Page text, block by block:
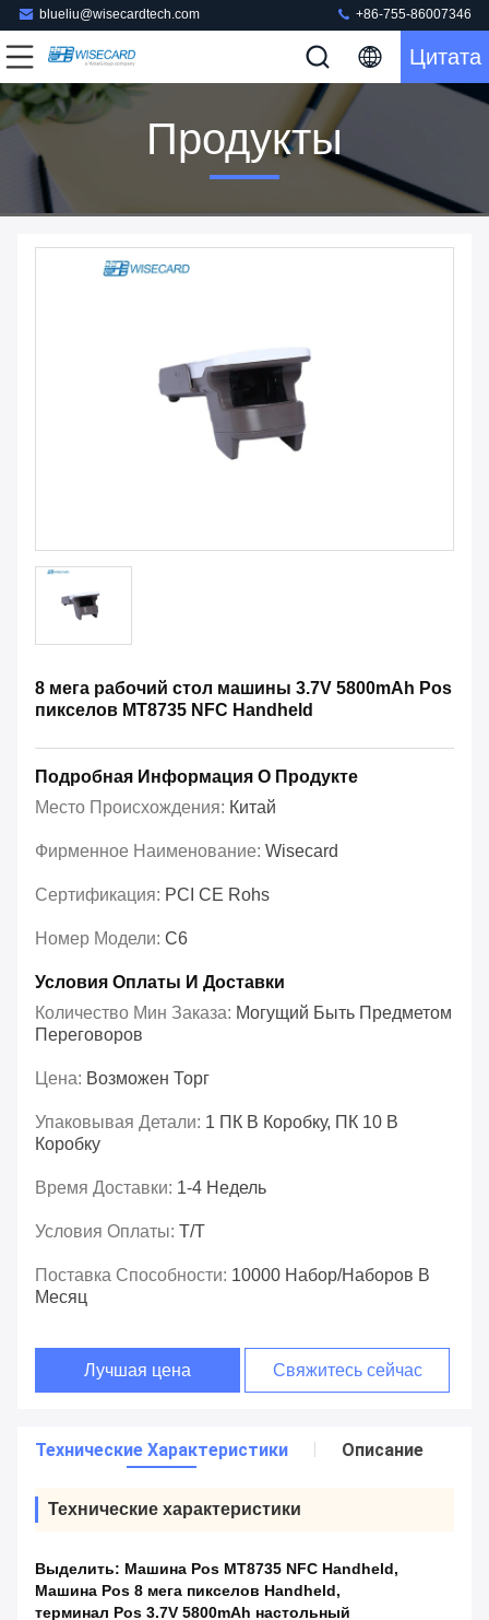
blueliu@wisecardtech.com +86-755-86007346
Цитата
Продукты
8 мега рабочий стол машины 3.7V 5800mAh Pos
пикселов MT8735 NFC Handheld
Подробная Информация О Продукте
Место Происхождения: Китай
Фирменное Наименование: Wisecard
Сертификация: PCI CE Rohs
Номер Модели: С6
Условия Оплаты И Доставки
Количество Мин Заказа: Могущий Быть Предметом
Переговоров
Цена: Возможен Торг
Упаковывая Детали: 1 ПК В Коробку, ПК 10 В
Коробку
Время Доставки: 1-4 Недель
Условия Оплаты: T/T
Поставка Способности: 10000 Набор/наборов В
Месяц
Лучшая цена Свяжитесь сейчас
Технические Характеристики Описание
Технические характеристики
Выделить: Машина Pos MT8735 NFC Handheld,
Машина Pos 8 мега пикселов Handheld,
терминал Pos 3.7V 5800mAh настольный